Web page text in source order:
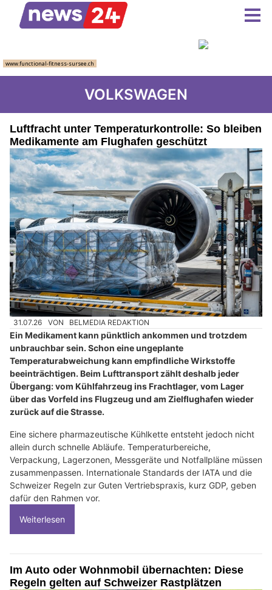
VOLKSWAGEN
Luftfracht unter Temperaturkontrolle: So bleiben
Medikamente am Flughafen geschützt
31.07.26 VON BELMEDIA REDAKTION
Ein Medikament kann pünktlich ankommen und trotzdem
unbrauchbar sein. Schon eine ungeplante
Temperaturabweichung kann empfindliche Wirkstoffe
beeinträchtigen. Beim Lufttransport zählt deshalb jeder
Übergang: vom Kühlfahrzeug ins Frachtlager, vom Lager
über das Vorfeld ins Flugzeug und am Zielflughafen wieder
zurück auf die Strasse.
Eine sichere pharmazeutische Kühlkette entsteht jedoch nicht
allein durch schnelle Abläufe. Temperaturbereiche,
Verpackung, Lagerzonen, Messgeräte und Notfallpläne müssen
zusammenpassen. Internationale Standards der IATA und die
Schweizer Regeln zur Guten Vertriebspraxis, kurz GDP, geben
dafür den Rahmen vor.
Weiterlesen
Im Auto oder Wohnmobil übernachten: Diese
Regeln gelten auf Schweizer Rastplätzen